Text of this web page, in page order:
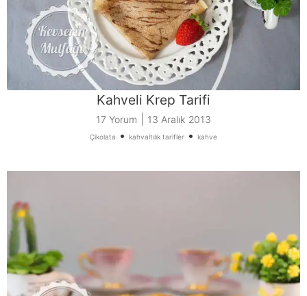
Kahveli Krep Tarifi
17 Yorum 13 Aralık 2013
Çikolata • kahvaltılık tarifler • kahve